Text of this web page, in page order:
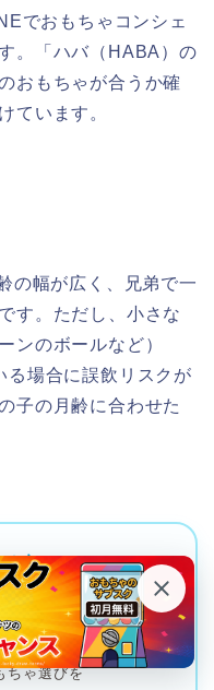
でおもちゃコンシェ
。「ハバ（HABA）の
おもちゃが合うか確
ています。
の幅が広く、兄弟で一
す。ただし、小さな
ンのボールなど）
る場合に誤飲リスクが
子の月齢に合わせた
た方へ ／
ったら
きます
ちゃ選びを